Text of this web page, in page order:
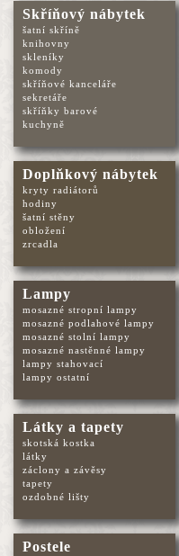
Skříňový nábytek
šatní skříně
knihovny
skleníky
komody
skříňové kanceláře
sekretáře
skříňky barové
kuchyně
Doplňkový nábytek
kryty radiátorů
hodiny
šatní stěny
obložení
zrcadla
Lampy
mosazné stropní lampy
mosazné podlahové lampy
mosazné stolní lampy
mosazné nastěnné lampy
lampy stahovací
lampy ostatní
Látky a tapety
skotská kostka
látky
záclony a závěsy
tapety
ozdobné lišty
Postele